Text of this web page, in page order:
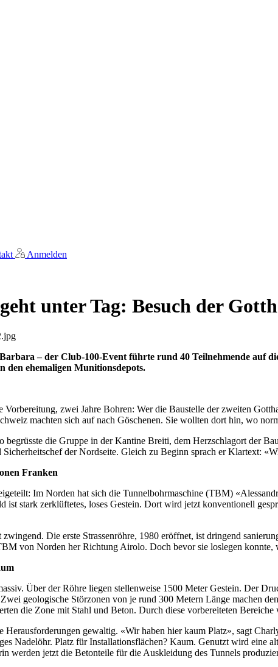
Anmelden
unter Tag: Besuch der
– der Club-100-Event führte rund 40 Teilnehmende
den ehemaligen Munitionsdepots.
Vorbereitung, zwei Jahre Bohren: Wer die Baustelle der zweiten
machten sich auf nach Göschenen. Sie wollten dort hin, wo
begrüsste die Gruppe in der Kantine Breiti, dem Herzschlagort der
der Nordseite. Gleich zu Beginn sprach er Klartext:
Franken
Im Norden hat sich die Tunnelbohrmaschine (TBM)
ist stark zerklüftetes, loses Gestein. Dort wird jetzt konventionell
Die erste Strassenröhre, 1980 eröffnet, ist dringend
von Norden her Richtung Airolo. Doch bevor sie loslegen
Über der Röhre liegen stellenweise 1500 Meter Gestein. Der
Zwei geologische Störzonen von je rund 300 Metern Länge machen
die Zone mit Stahl und Beton. Durch diese vorbereiteten
Herausforderungen gewaltig. «Wir haben hier kaum Platz», sagt
Nadelöhr. Platz für Installationsflächen? Kaum. Genutzt wird
werden jetzt die Betonteile für die Auskleidung des Tunnels